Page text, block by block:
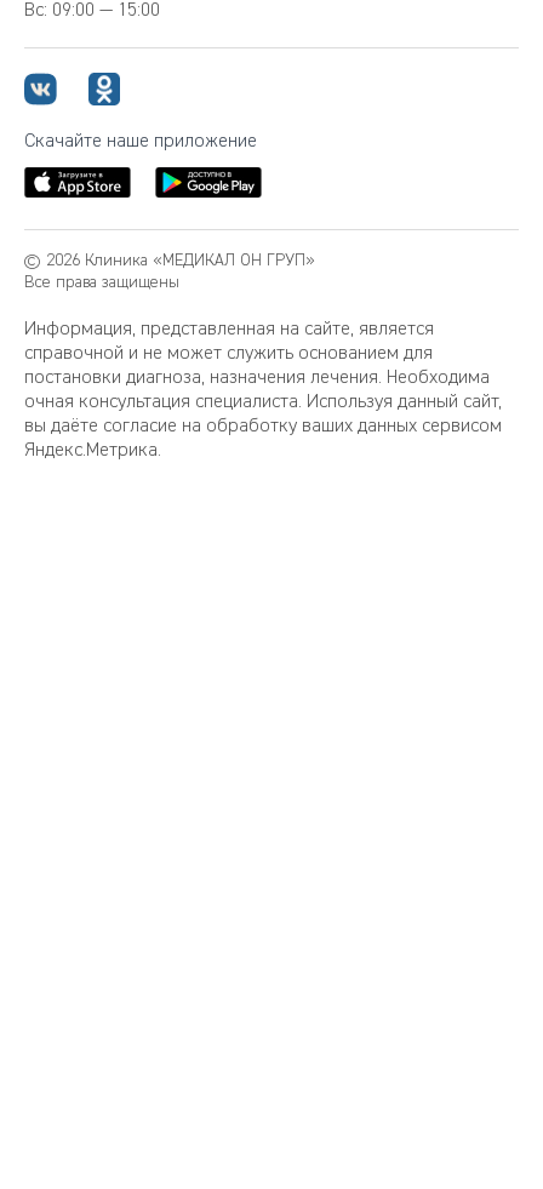
Вс: 09:00 — 15:00
Скачайте наше приложение
© 2026 Клиника «МЕДИКАЛ ОН ГРУП»
Все права защищены
Информация, представленная на сайте, является
справочной и не может служить основанием для
постановки диагноза, назначения лечения. Необходима
очная консультация специалиста. Используя данный сайт,
вы даёте согласие на обработку ваших данных сервисом
Яндекс.Метрика.